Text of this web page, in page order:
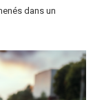
dans un